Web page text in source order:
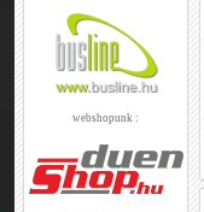
webshopunk :